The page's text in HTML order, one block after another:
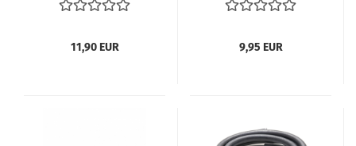
Bremsbeläge VW Bus
Vergl. 113609205A
11,90 EUR
Bremsträgerblech Loch
Rändelmutter
Bremsbacken
9,95 EUR